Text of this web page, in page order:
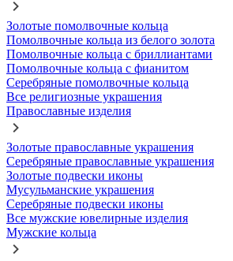
Золотые помолвочные кольца
Помолвочные кольца из белого золота
Помолвочные кольца с бриллиантами
Помолвочные кольца с фианитом
Серебряные помолвочные кольца
Все религиозные украшения
Православные изделия
Золотые православные украшения
Серебряные православные украшения
Золотые подвески иконы
Мусульманские украшения
Серебряные подвески иконы
Все мужские ювелирные изделия
Мужские кольца